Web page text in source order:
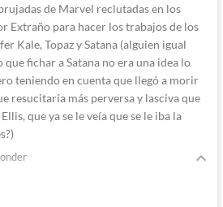
de Marvel reclutadas en los
Extraño para hacer los trabajos de los
Kale, Topaz y Satana (alguien igual
fichar a Satana no era una idea lo
teniendo en cuenta que llegó a morir
resucitaría más perversa y lasciva que
que ya se le veía que se le iba la